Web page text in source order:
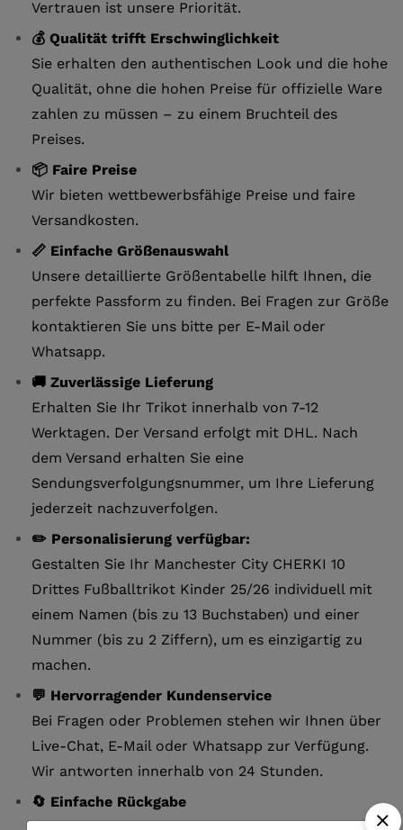
Vertrauen ist unsere Priorität.
💰 Qualität trifft Erschwinglichkeit
Sie erhalten den authentischen Look und die hohe
Qualität, ohne die hohen Preise für offizielle Ware
zahlen zu müssen – zu einem Bruchteil des
Preises.
📦 Faire Preise
Wir bieten wettbewerbsfähige Preise und faire
Versandkosten.
📏 Einfache Größenauswahl
Unsere detaillierte Größentabelle hilft Ihnen, die
perfekte Passform zu finden. Bei Fragen zur Größe
kontaktieren Sie uns bitte per E-Mail oder
Whatsapp.
🚚 Zuverlässige Lieferung
Erhalten Sie Ihr Trikot innerhalb von 7-12
Werktagen. Der Versand erfolgt mit DHL. Nach
dem Versand erhalten Sie eine
Sendungsverfolgungsnummer, um Ihre Lieferung
jederzeit nachzuverfolgen.
✏️ Personalisierung verfügbar:
Gestalten Sie Ihr Manchester City CHERKI 10
Drittes Fußballtrikot Kinder 25/26 individuell mit
einem Namen (bis zu 13 Buchstaben) und einer
Nummer (bis zu 2 Ziffern), um es einzigartig zu
machen.
💬 Hervorragender Kundenservice
Bei Fragen oder Problemen stehen wir Ihnen über
Live-Chat, E-Mail oder Whatsapp zur Verfügung.
Wir antworten innerhalb von 24 Stunden.
🔄 Einfache Rückgabe
14-tägiges Rückgaberecht für fehlerhafte oder